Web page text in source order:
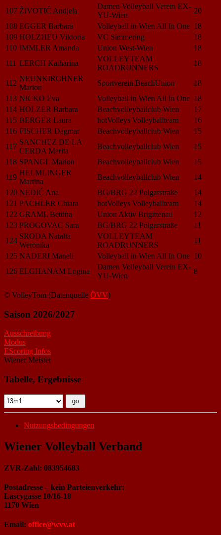
107 ŽIVOTIĆ Andjela
Damen Volleyball Verein EX-
YU-Wien
20
108 EGGER Barbara Volleyball in Wien All In One 18
109 HOLZHEU Viktoria VC Simmering
18
110 IMMLER Amanda Union West-Wien
18
111 LERCH Katharina
VOLLEYTEAM
ROADRUNNERS
18
112
NEUNKIRCHNER
Marion
Sportverein BeachUnion
18
113 NICKO Eva Volleyball in Wien All In One 18
114 HOLZER Barbara Beachvolleyballclub Wien
17
115 BERGER Laura hotVolleys Volleyballteam
16
116 FISCHER Dagmar Beachvolleyballclub Wien
15
117
SANCHEZ DE LA
CERDA Marita
Beachvolleyballclub Wien
15
118 SPANGL Marion Beachvolleyballclub Wien
15
119
HELMLINGER
Martina
Beachvolleyballclub Wien
14
120 NEDIĆ Ana BG/BRG 22 Polgarstraße
14
121 PACHLER Chiara hotVolleys Volleyballteam
14
122 GRAML Bettina Union Aktiv Brigittenau
12
123 PROGOVAC Sara BG/BRG 22 Polgarstraße
11
124
SRODA Natalia
Weronika
VOLLEYTEAM
ROADRUNNERS
11
125 NADERI Maneli Volleyball in Wien All In One 10
126 ELGHANAM Logina
Damen Volleyball Verein EX-
YU-Wien
8
© VolleyTom (Datenquelle ÖVV)
Saison 2026/2027
Ausschreibung
Modus
EScoring Infos
Wiener Meister
Tabelle, Ergebnisse
Nutzungsbedingungen
Wiener Volleyball Verband
ZVR-Zahl: 083954683
Postadresse – kein Parteienverkehr:
Lascygasse 10/16-18
1170 Wien
Email: office@wvv.at